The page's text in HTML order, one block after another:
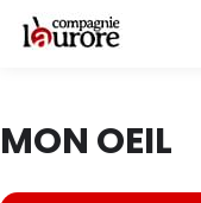
MON OEIL